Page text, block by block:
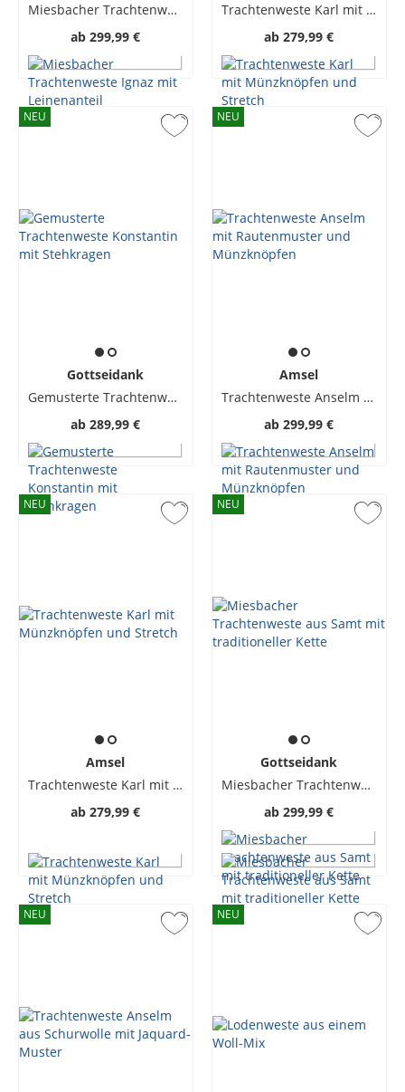
Miesbacher Trachtenweste Ignaz mit Leinenanteil
ab 299,99 €
Trachtenweste Karl mit Münzknöpfen und Stretch
ab 279,99 €
NEU
Gottseidank
Gemusterte Trachtenweste Konstantin mit Stehkragen
ab 289,99 €
NEU
Amsel
Trachtenweste Anselm mit Rautenmuster und Münzknöpfen
ab 299,99 €
NEU
Amsel
Trachtenweste Karl mit Münzknöpfen und Stretch
ab 279,99 €
NEU
Gottseidank
Miesbacher Trachtenweste aus Samt mit traditioneller Kette
ab 299,99 €
NEU NEU